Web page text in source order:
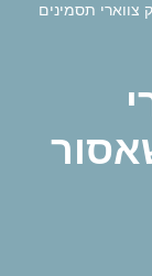
צווארי תסמינים